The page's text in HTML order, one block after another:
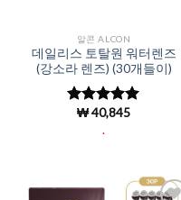
알콘 ALCON
데일리스 토탈원 워터렌즈
(강소라 렌즈) (30개들이)
5 중에서
로 평
₩40,845
.